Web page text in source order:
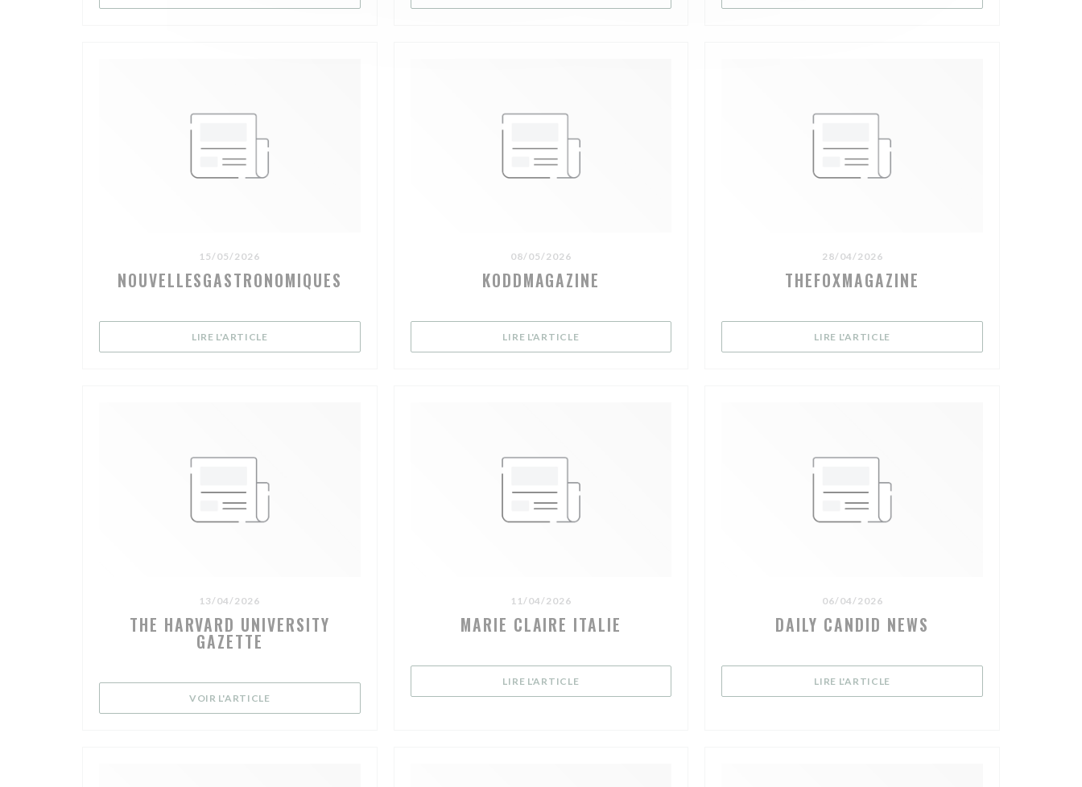
15/05/2026
NOUVELLESGASTRONOMIQUES
LIRE L'ARTICLE((OUVRE UNE NOUVELLE FENÊTRE))
08/05/2026
KODDMAGAZINE
LIRE L'ARTICLE((OUVRE UNE NOUVELLE FENÊTRE))
28/04/2026
THEFOXMAGAZINE
LIRE L'ARTICLE
13/04/2026
THE HARVARD UNIVERSITY
GAZETTE
VOIR L'ARTICLE((OUVRE UNE NOUVELLE FENÊTRE))
11/04/2026
MARIE CLAIRE ITALIE
LIRE L'ARTICLE((OUVRE UNE NOUVELLE FENÊTRE))
06/04/2026
DAILY CANDID NEWS
LIRE L'ARTICLE